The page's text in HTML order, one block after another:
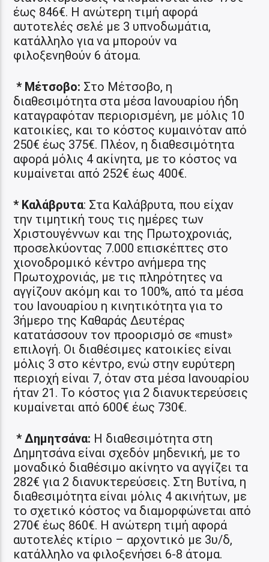
έως 846€. Η ανώτερη τιμή αφορά
αυτοτελές σελέ με 3 υπνοδωμάτια,
κατάλληλο για να μπορούν να
φιλοξενηθούν 6 άτομα.
* Μέτσοβο: Στο Μέτσοβο, η
διαθεσιμότητα στα μέσα Ιανουαρίου ήδη
καταγραφόταν περιορισμένη, με μόλις 10
κατοικίες, και το κόστος κυμαινόταν από
250€ έως 375€. Πλέον, η διαθεσιμότητα
αφορά μόλις 4 ακίνητα, με το κόστος να
κυμαίνεται από 252€ έως 400€.
* Καλάβρυτα: Στα Καλάβρυτα, που είχαν
την τιμητική τους τις ημέρες των
Χριστουγέννων και της Πρωτοχρονιάς,
προσελκύοντας 7.000 επισκέπτες στο
χιονοδρομικό κέντρο ανήμερα της
Πρωτοχρονιάς, με τις πληρότητες να
αγγίζουν ακόμη και το 100%, από τα μέσα
του Ιανουαρίου η κινητικότητα για το
3ήμερο της Καθαράς Δευτέρας
κατατάσσουν τον προορισμό σε «must»
επιλογή. Οι διαθέσιμες κατοικίες είναι
μόλις 3 στο κέντρο, ενώ στην ευρύτερη
περιοχή είναι 7, όταν στα μέσα Ιανουαρίου
ήταν 21. Το κόστος για 2 διανυκτερεύσεις
κυμαίνεται από 600€ έως 730€.
* Δημητσάνα: Η διαθεσιμότητα στη
Δημητσάνα είναι σχεδόν μηδενική, με το
μοναδικό διαθέσιμο ακίνητο να αγγίζει τα
282€ για 2 διανυκτερεύσεις. Στη Βυτίνα, η
διαθεσιμότητα είναι μόλις 4 ακινήτων, με
το σχετικό κόστος να διαμορφώνεται από
270€ έως 860€. Η ανώτερη τιμή αφορά
αυτοτελές κτίριο – αρχοντικό με 3υ/δ,
κατάλληλο να φιλοξενήσει 6-8 άτομα.